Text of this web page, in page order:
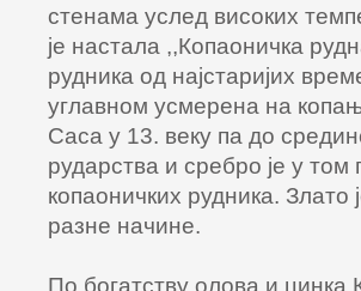
стенама услед високих
је настала ,,Копаоничка
рудника од најстаријих
углавном усмерена на
Саса у 13. веку па до
рударства и сребро је у
копаоничких рудника. Злато
разне начине.
По богатству олова и цинка